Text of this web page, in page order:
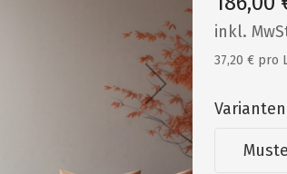
inkl.
37,20 € pro
Varianten